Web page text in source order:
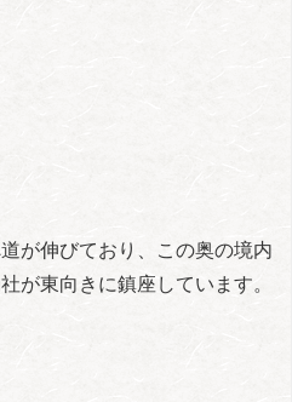
が伸びており、この奥の境内
が東向きに鎮座しています。